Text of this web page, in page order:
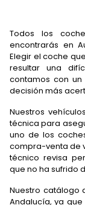
Todos los
encontrarás en
Elegir el coche
resultar una
contamos con
decisión más
Nuestros
técnica para
uno de los
compra-venta de
técnico revisa
que no ha sufrido
Nuestro catálogo
Andalucía, ya